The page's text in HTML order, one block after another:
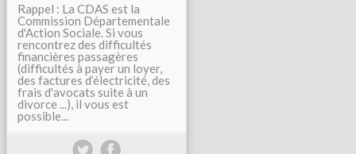
Rappel : La CDAS est la
Commission Départementale
d'Action Sociale. Si vous
rencontrez des difficultés
financières passagères
(difficultés à payer un loyer,
des factures d’électricité, des
frais d'avocats suite à un
divorce ...), il vous est
possible...